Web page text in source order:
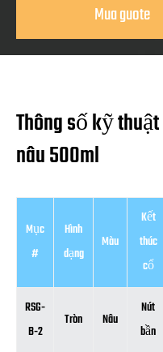
Mua guote
Thông số kỹ
nâu 500ml
Mục
#
Hình
dạng
Màu
Kết
thúc
cổ
RSG-
B-2
Tròn Nâu
Nút
bần